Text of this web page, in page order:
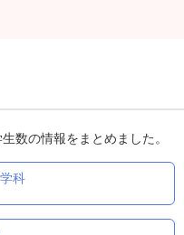
数の情報をまとめました。
科